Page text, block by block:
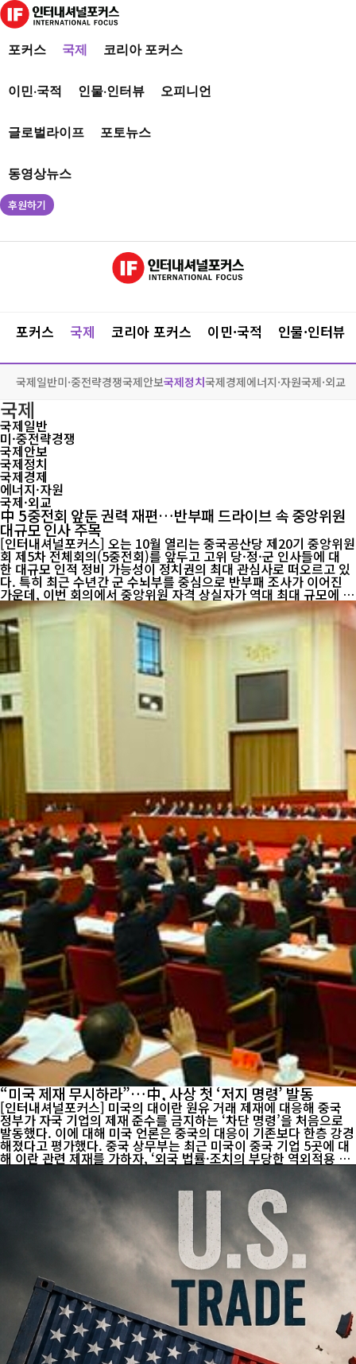
포커스 국제 코리아 포커스
이민·국적 인물·인터뷰 오피니언
글로벌라이프 포토뉴스
동영상뉴스
후원하기
포커스 국제 코리아 포커스 이민·국적 인물·인터뷰
국제일반미·중전략경쟁국제안보국제정치국제경제에너지·자원국제·외교
국제
국제일반
미·중전략경쟁
국제안보
국제정치
국제경제
에너지·자원
국제·외교
中 5중전회 앞둔 권력 재편…반부패 드라이브 속 중앙위원
대규모 인사 주목
[인터내셔널포커스] 오는 10월 열리는 중국공산당 제20기 중앙위원
회 제5차 전체회의(5중전회)를 앞두고 고위 당·정·군 인사들에 대
한 대규모 인적 정비 가능성이 정치권의 최대 관심사로 떠오르고 있
다. 특히 최근 수년간 군 수뇌부를 중심으로 반부패 조사가 이어진
가운데, 이번 회의에서 중앙위원 자격 상실자가 역대 최대 규모에 이
를 수 있다는 전망도 제기된다. 중국공산당 중앙정치국은 지난 7월
30일 회의를 열어 오는 10월 베이징에서 5중전회를 개최하기로 결
정했다. 회의에서는 중앙정치국 업무보고와 함께 당 건설, 전면적 엄
격한 당 관리(全面从严治党), 경제·사회 정책, 향후 국가 운영 방향
등이 주요 의제로 다뤄질 예정이다. 중화권 일부 언론은 이번 5중전
회에서 중앙위원 자격을 상실하거나 징계가 공식 확정되는 인원이 3
0명 안팎에 이를 수 있다고 전망하고 있다. 다만 이는 공식 발표가 아
닌 언론과 전문...
“미국 제재 무시하라”…中, 사상 첫 ‘저지 명령’ 발동
[인터내셔널포커스] 미국의 대이란 원유 거래 제재에 대응해 중국
정부가 자국 기업의 제재 준수를 금지하는 ‘차단 명령’을 처음으로
발동했다. 이에 대해 미국 언론은 중국의 대응이 기존보다 한층 강경
해졌다고 평가했다. 중국 상무부는 최근 미국이 중국 기업 5곳에 대
해 이란 관련 제재를 가하자, ‘외국 법률·조치의 부당한 역외적용 저
지 방법(阻断办法)’에 근거한 금지 명령을 발표했다. 해당 명령은 중
국 기업이 미국의 제재를 인정하거나 집행, 준수하지 못하도록 규정
적용된 사례다. 블룸버그통신은 4일(현지시간) 보도에서 “중국이 자
국 기업에 미국 제재를 따르지 말라고 공식 지시한 것은 이례적”이
라며 “기존에는 비판적 입장을 유지하면서도 기업의 준수는 묵인해